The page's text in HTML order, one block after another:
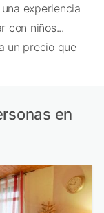
experiencia
con niños...
un precio que
en